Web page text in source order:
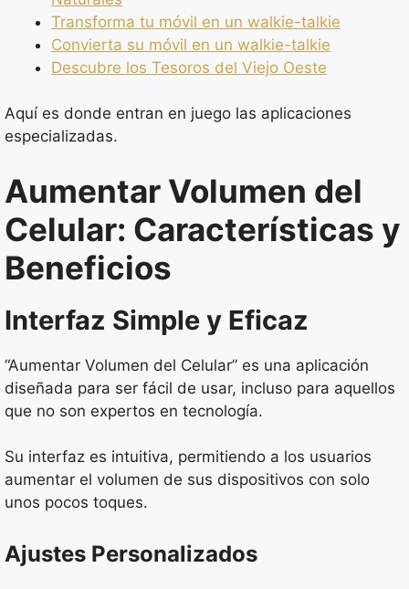
Transforma tu móvil en un walkie-talkie
Convierta su móvil en un walkie-talkie
Descubre los Tesoros del Viejo Oeste
Aquí es donde entran en juego las aplicaciones
especializadas.
Aumentar Volumen del
Celular: Características y
Beneficios
Interfaz Simple y Eficaz
“Aumentar Volumen del Celular” es una aplicación
diseñada para ser fácil de usar, incluso para aquellos
que no son expertos en tecnología.
Su interfaz es intuitiva, permitiendo a los usuarios
aumentar el volumen de sus dispositivos con solo
unos pocos toques.
Ajustes Personalizados